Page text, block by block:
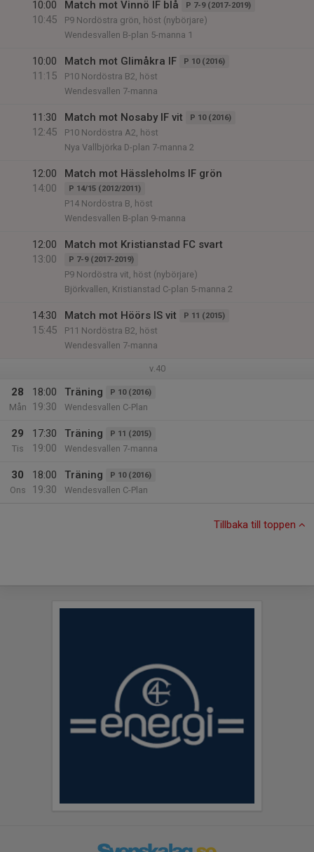
10:00
10:45
Match mot Vinnö IF blå P 7-9 (2017-2019)
P9 Nordöstra grön, höst (nybörjare)
Wendesvallen B-plan 5-manna 1
10:00
11:15
Match mot Glimåkra IF P 10 (2016)
P10 Nordöstra B2, höst
Wendesvallen 7-manna
11:30
12:45
Match mot Nosaby IF vit P 10 (2016)
P10 Nordöstra A2, höst
Nya Vallbjörka D-plan 7-manna 2
12:00
14:00
Match mot Hässleholms IF grön
P 14/15 (2012/2011)
P14 Nordöstra B, höst
Wendesvallen B-plan 9-manna
12:00
13:00
Match mot Kristianstad FC svart
P 7-9 (2017-2019)
P9 Nordöstra vit, höst (nybörjare)
Björkvallen, Kristianstad C-plan 5-manna 2
14:30
15:45
Match mot Höörs IS vit P 11 (2015)
P11 Nordöstra B2, höst
Wendesvallen 7-manna
v.40
28
Mån
18:00
19:30
Träning P 10 (2016)
Wendesvallen C-Plan
29
Tis
17:30
19:00
Träning P 11 (2015)
Wendesvallen 7-manna
30
Ons
18:00
19:30
Träning P 10 (2016)
Wendesvallen C-Plan
Tillbaka till toppen